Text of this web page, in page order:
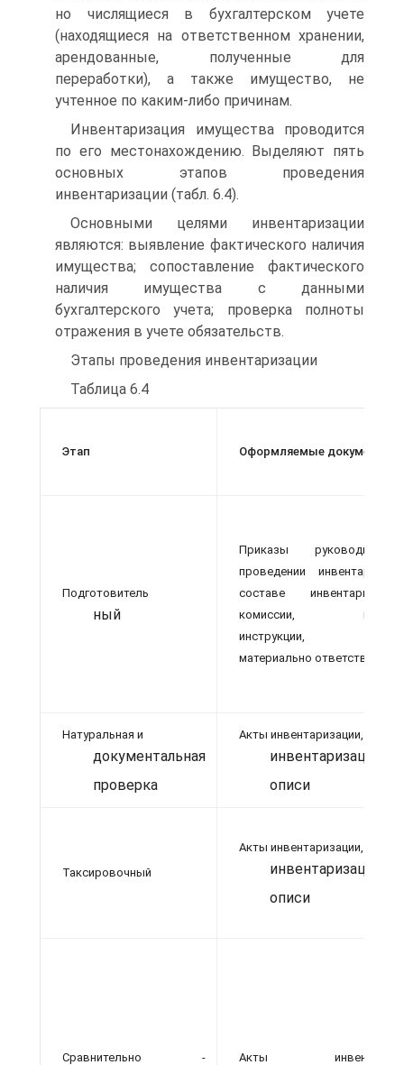
но числящиеся в бухгалтерском учете
(находящиеся на ответственном хранении,
арендованные, полученные для
переработки), а также имущество, не
учтенное по каким-либо причинам.
Инвентаризация имущества проводится
по его местонахождению. Выделяют пять
основных этапов проведения
инвентаризации (табл. 6.4).
Основными целями инвентаризации
являются: выявление фактического наличия
имущества; сопоставление фактического
наличия имущества с данными
бухгалтерского учета; проверка полноты
отражения в учете обязательств.
Этапы проведения инвентаризации
Таблица 6.4
Этап Оформляемые документы
Подготовитель
ный
Приказы
проведении
составе
комиссии,
инструкции,
материально ответственных
Натуральная и
документальная
проверка
Акты инвентаризации,
описи
Таксировочный
Акты инвентаризации,
описи
Сравнительно -
Акты